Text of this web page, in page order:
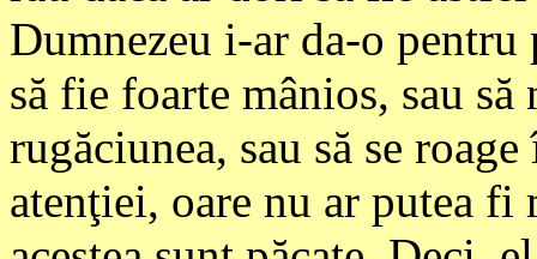
Dumnezeu i-ar da-o pentru
să fie foarte mânios, sau
rugăciunea, sau să se
atenţiei, oare nu ar putea fi